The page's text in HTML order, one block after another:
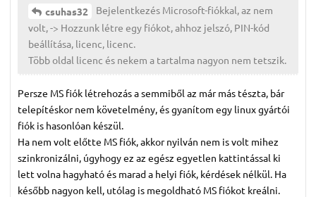
csuhas32
Bejelentkezés Microsoft-fiókkal, az nem
volt, -> Hozzunk létre egy fiókot, ahhoz jelszó, PIN-kód
beállítása, licenc, licenc.
Több oldal licenc és nekem a tartalma nagyon nem tetszik.
Persze MS fiók létrehozás a semmiből az már más tészta, bár
telepítéskor nem követelmény, és gyanítom egy linux gyártói
fiók is hasonlóan készül.
Ha nem volt előtte MS fiók, akkor nyilván nem is volt mihez
szinkronizálni, úgyhogy ez az egész egyetlen kattintással ki
lett volna hagyható és marad a helyi fiók, kérdések nélkül. Ha
később nagyon kell, utólag is megoldható MS fiókot kreálni.